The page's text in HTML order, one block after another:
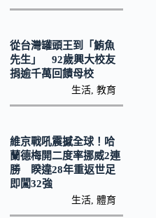
從台灣罐頭王到「鮪魚
先生」 92歲興大校友
捐逾千萬回饋母校
生活 ,教育
維京戰吼震撼全球！哈
蘭德梅開二度率挪威2連
勝 睽違28年重返世足
即闖32強
生活 ,體育